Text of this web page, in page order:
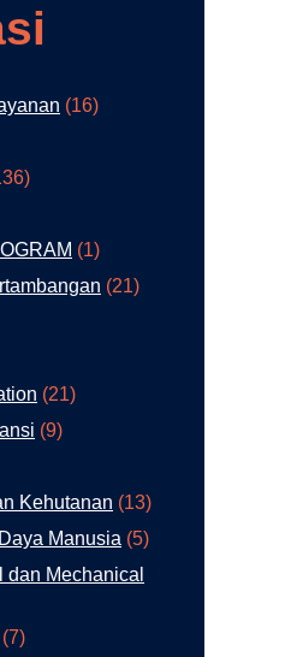
(16)
(1)
(21)
(21)
(9)
Kehutanan (13)
Manusia (5)
dan Mechanical
(7)